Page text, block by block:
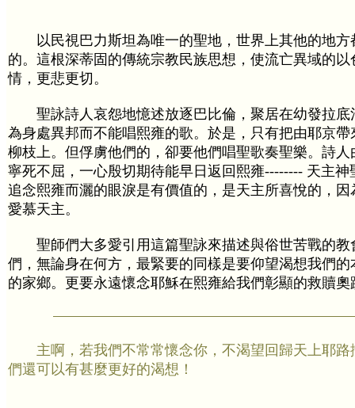
以民視巴力斯坦為唯一的聖地，世界上其他的地方
的。這根深蒂固的傳統宗教民族思想，使流亡異域的
情，更悲更切。
聖詠詩人哀怨地憶述放逐巴比倫，聚居在幼發拉底
為身處異邦而不能唱熙雍的歌。於是，只有把由耶京
柳枝上。但俘虜他們的，卻要他們唱聖歌奏聖樂。詩
寧死不屈，一心殷切期待能早日返回熙雍-------- 天主神
追念熙雍而灑的眼淚是有價值的，是天主所喜悅的，
愛慕天主。
聖師們大多愛引用這篇聖詠來描述與俗世苦戰的教
們，無論身在何方，最緊要的同樣是要仰望渴想我們
的家鄉。更要永遠懷念耶穌在熙雍給我們彰顯的救贖奧
主啊，若我們不常常懷念你，不渴望回歸天上耶路
們還可以有甚麼更好的渴想！